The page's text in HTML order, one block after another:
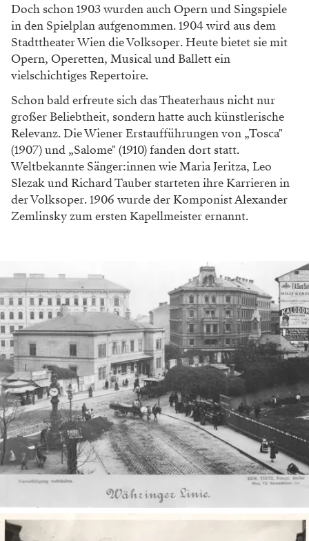
Doch schon 1903 wurden auch Opern und Singspiele
in den Spielplan aufgenommen. 1904 wird aus dem
Stadttheater Wien die Volksoper. Heute bietet sie mit
Opern, Operetten, Musical und Ballett ein
vielschichtiges Repertoire.
Schon bald erfreute sich das Theaterhaus nicht nur
großer Beliebtheit, sondern hatte auch künstlerische
Relevanz. Die Wiener Erstaufführungen von „Tosca"
(1907) und „Salome" (1910) fanden dort statt.
Weltbekannte Sänger:innen wie Maria Jeritza, Leo
Slezak und Richard Tauber starteten ihre Karrieren in
der Volksoper. 1906 wurde der Komponist Alexander
Zemlinsky zum ersten Kapellmeister ernannt.